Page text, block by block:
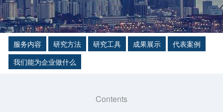
服务内容 研究方法 研究工具 成果展示
代表案例
我们能为企业做什么
Contents